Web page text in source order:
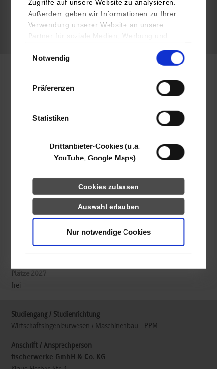
Zugriffe auf unsere Website zu analysieren.
Außerdem geben wir Informationen zu Ihrer
Verwendung unserer Website an unsere
Partner für soziale Medien, Werbung und
YouTube, Google Maps) führen diese
Daten zusammen, die Sie ihnen bereitgestellt
haben oder die sie im Rahmen Ihrer Nutzung
Notwendig
Präferenzen
Statistiken
Drittanbieter-Cookies (u.a.
YouTube, Google Maps)
Cookies zulassen
Auswahl erlauben
Nur notwendige Cookies
Klaus-Fischer-Str. 1
http://www.fischer.de/ausbildung
maren.klein@fischer.de
belegt
frei
Wirtschaftsingenieurwesen / Maschinenbau - PPM
fischerwerke GmbH & Co. KG